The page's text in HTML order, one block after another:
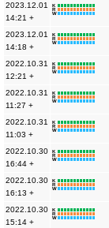
2023.12.01
14:21 +
K
R
W
2023.12.01
14:18 +
K
R
W
2022.10.31
12:21 +
K
R
W
2022.10.31
11:27 +
K
R
W
2022.10.31
11:03 +
K
R
W
2022.10.30
16:44 +
K
R
W
2022.10.30
16:13 +
K
R
W
2022.10.30
15:14 +
K
R
W